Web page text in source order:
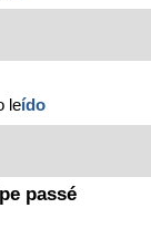
leído
passé